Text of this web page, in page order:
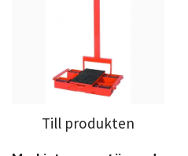
Till produkten